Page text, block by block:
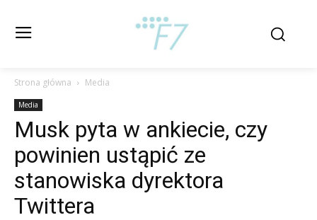
Strona główna Media
Media
Musk pyta w ankiecie, czy
powinien ustąpić ze
stanowiska dyrektora
Twittera